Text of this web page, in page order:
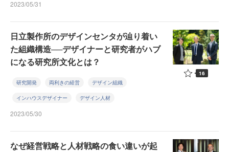
2023/05/31
日立製作所のデザインセンタが辿り着い
た組織構造──デザイナーと研究者がハブ
になる研究所文化とは？
研究開発 両利きの経営 デザイン組織
インハウスデザイナー デザイン人材
2023/05/30
16
なぜ経営戦略と人材戦略の食い違いが起